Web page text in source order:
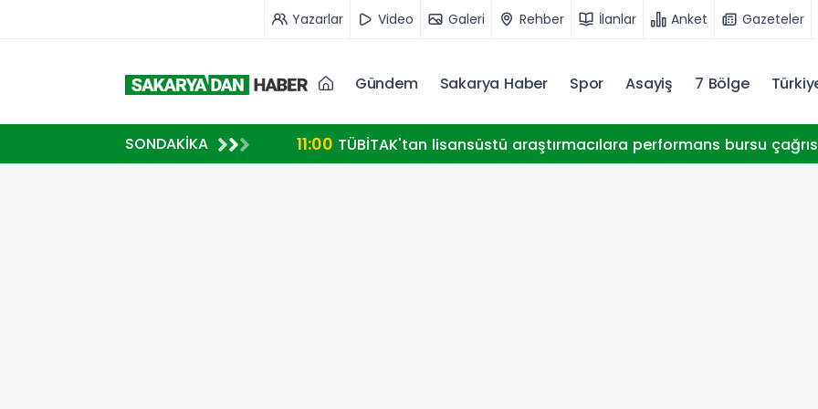
Yazarlar Video Galeri Rehber İlanlar Anket Gazeteler
Gündem Sakarya Haber Spor Asayiş 7 Bölge
SONDAKİKA 11:00 TÜBİTAK'tan lisansüstü araştırmacılara performans bursu